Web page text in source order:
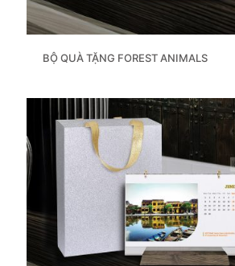
BỘ QUÀ TẶNG FOREST ANIMALS